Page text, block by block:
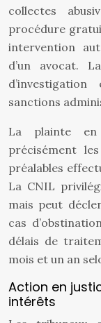
collectes
procédure
intervention
d’un avocat.
sanctions
La plainte en
précisément
préalables
La CNIL
mais peut
cas
délais de
mois et un an
Action en
intérêts